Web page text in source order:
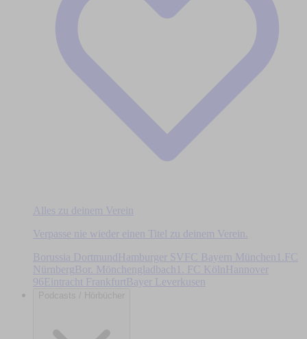
Alles zu deinem Verein
Verpasse nie wieder einen Titel zu deinem Verein.
Borussia DortmundHamburger SV FC Bayern München
1.FC
Nürnberg Bor. Mönchengladbach 1. FC Köln
Hannover
96Eintracht Frankfurt Bayer Leverkusen
Podcasts / Hörbücher